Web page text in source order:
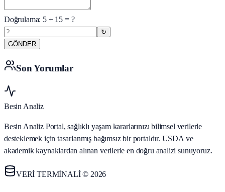
Doğrulama: 5+ 15 = ?
↻
GÖNDER
Son Yorumlar
Besin Analiz
Besin Analiz Portal, sağlıklı yaşam kararlarınızı bilimsel verilerle
desteklemek için tasarlanmış bağımsız bir portaldır. USDA ve
akademik kaynaklardan alınan verilerle en doğru analizi sunuyoruz.
VERİ TERMİNALİ © 2026